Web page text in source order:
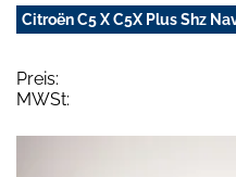
Citroën C5 X C5X Plus Shz
Preis:
MWSt: